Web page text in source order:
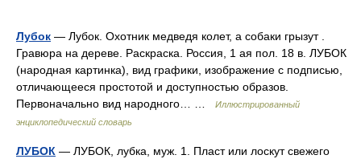
Лубок — Лубок. Охотник медведя колет, а собаки грызут .
Гравюра на дереве. Раскраска. Россия, 1 ая пол. 18 в. ЛУБОК
(народная картинка), вид графики, изображение с подписью,
отличающееся простотой и доступностью образов.
Первоначально вид народного… …
Иллюстрированный
энциклопедический словарь
ЛУБОК — ЛУБОК, лубка, муж. 1. Пласт или лоскут свежего